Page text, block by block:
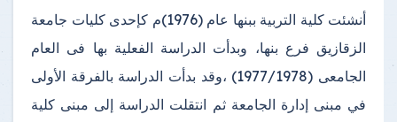
أنشئت كلية التربية ببنها عام (1976)م كإحدى كليات جامعة
الزقازيق فرع بنها، وبدأت الدراسة الفعلية بها فى العام
الجامعى (1977/1978) ،وقد بدأت الدراسة بالفرقة الأولى
في مبنى إدارة الجامعة ثم انتقلت الدراسة إلى مبنى كلية